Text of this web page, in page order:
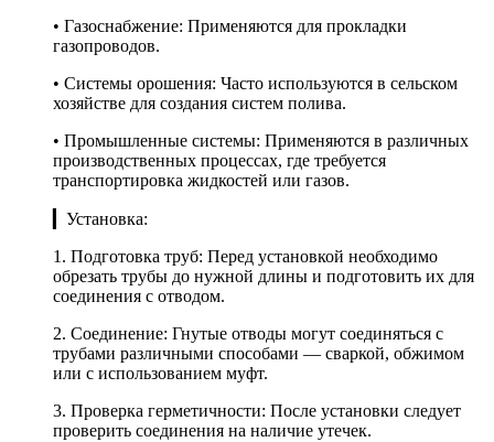
• Газоснабжение: Применяются для прокладки
газопроводов.
• Системы орошения: Часто используются в сельском
хозяйстве для создания систем полива.
• Промышленные системы: Применяются в различных
производственных процессах, где требуется
транспортировка жидкостей или газов.
▎Установка:
1. Подготовка труб: Перед установкой необходимо
обрезать трубы до нужной длины и подготовить их для
соединения с отводом.
2. Соединение: Гнутые отводы могут соединяться с
трубами различными способами — сваркой, обжимом
или с использованием муфт.
3. Проверка герметичности: После установки следует
проверить соединения на наличие утечек.